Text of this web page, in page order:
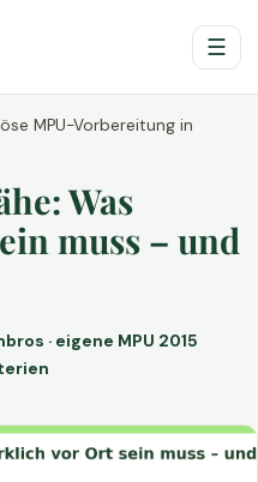
☰
MPU-Vorbereitung in
Was
muss – und
· eigene MPU 2015